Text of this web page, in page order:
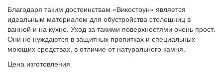
Благодаря таким достоинствам «Викостоун» является
идеальным материалом для обустройства столешниц в
ванной и на кухне. Уход за такими поверхностями очень прост.
Они не нуждаются в защитных пропитках и специальных
моющих средствах, в отличие от натурального камня.
Цена изготовления